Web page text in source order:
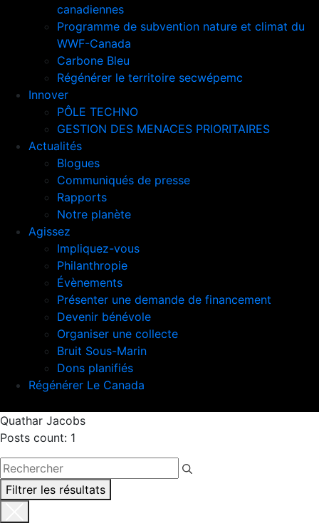
canadiennes
Programme de subvention nature et climat du
WWF-Canada
Carbone Bleu
Régénérer le territoire secwépemc
Innover
PÔLE TECHNO
GESTION DES MENACES PRIORITAIRES
Actualités
Blogues
Communiqués de presse
Rapports
Notre planète
Agissez
Impliquez-vous
Philanthropie
Évènements
Présenter une demande de financement
Devenir bénévole
Organiser une collecte
Bruit Sous-Marin
Dons planifiés
Régénérer Le Canada
Quathar Jacobs
Posts count: 1
Filtrer les résultats